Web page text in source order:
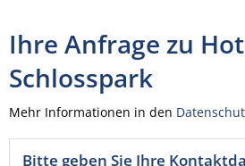
Ihre Anfrage zu
Schlosspark
Mehr Informationen in den
Bitte geben Sie Ihre